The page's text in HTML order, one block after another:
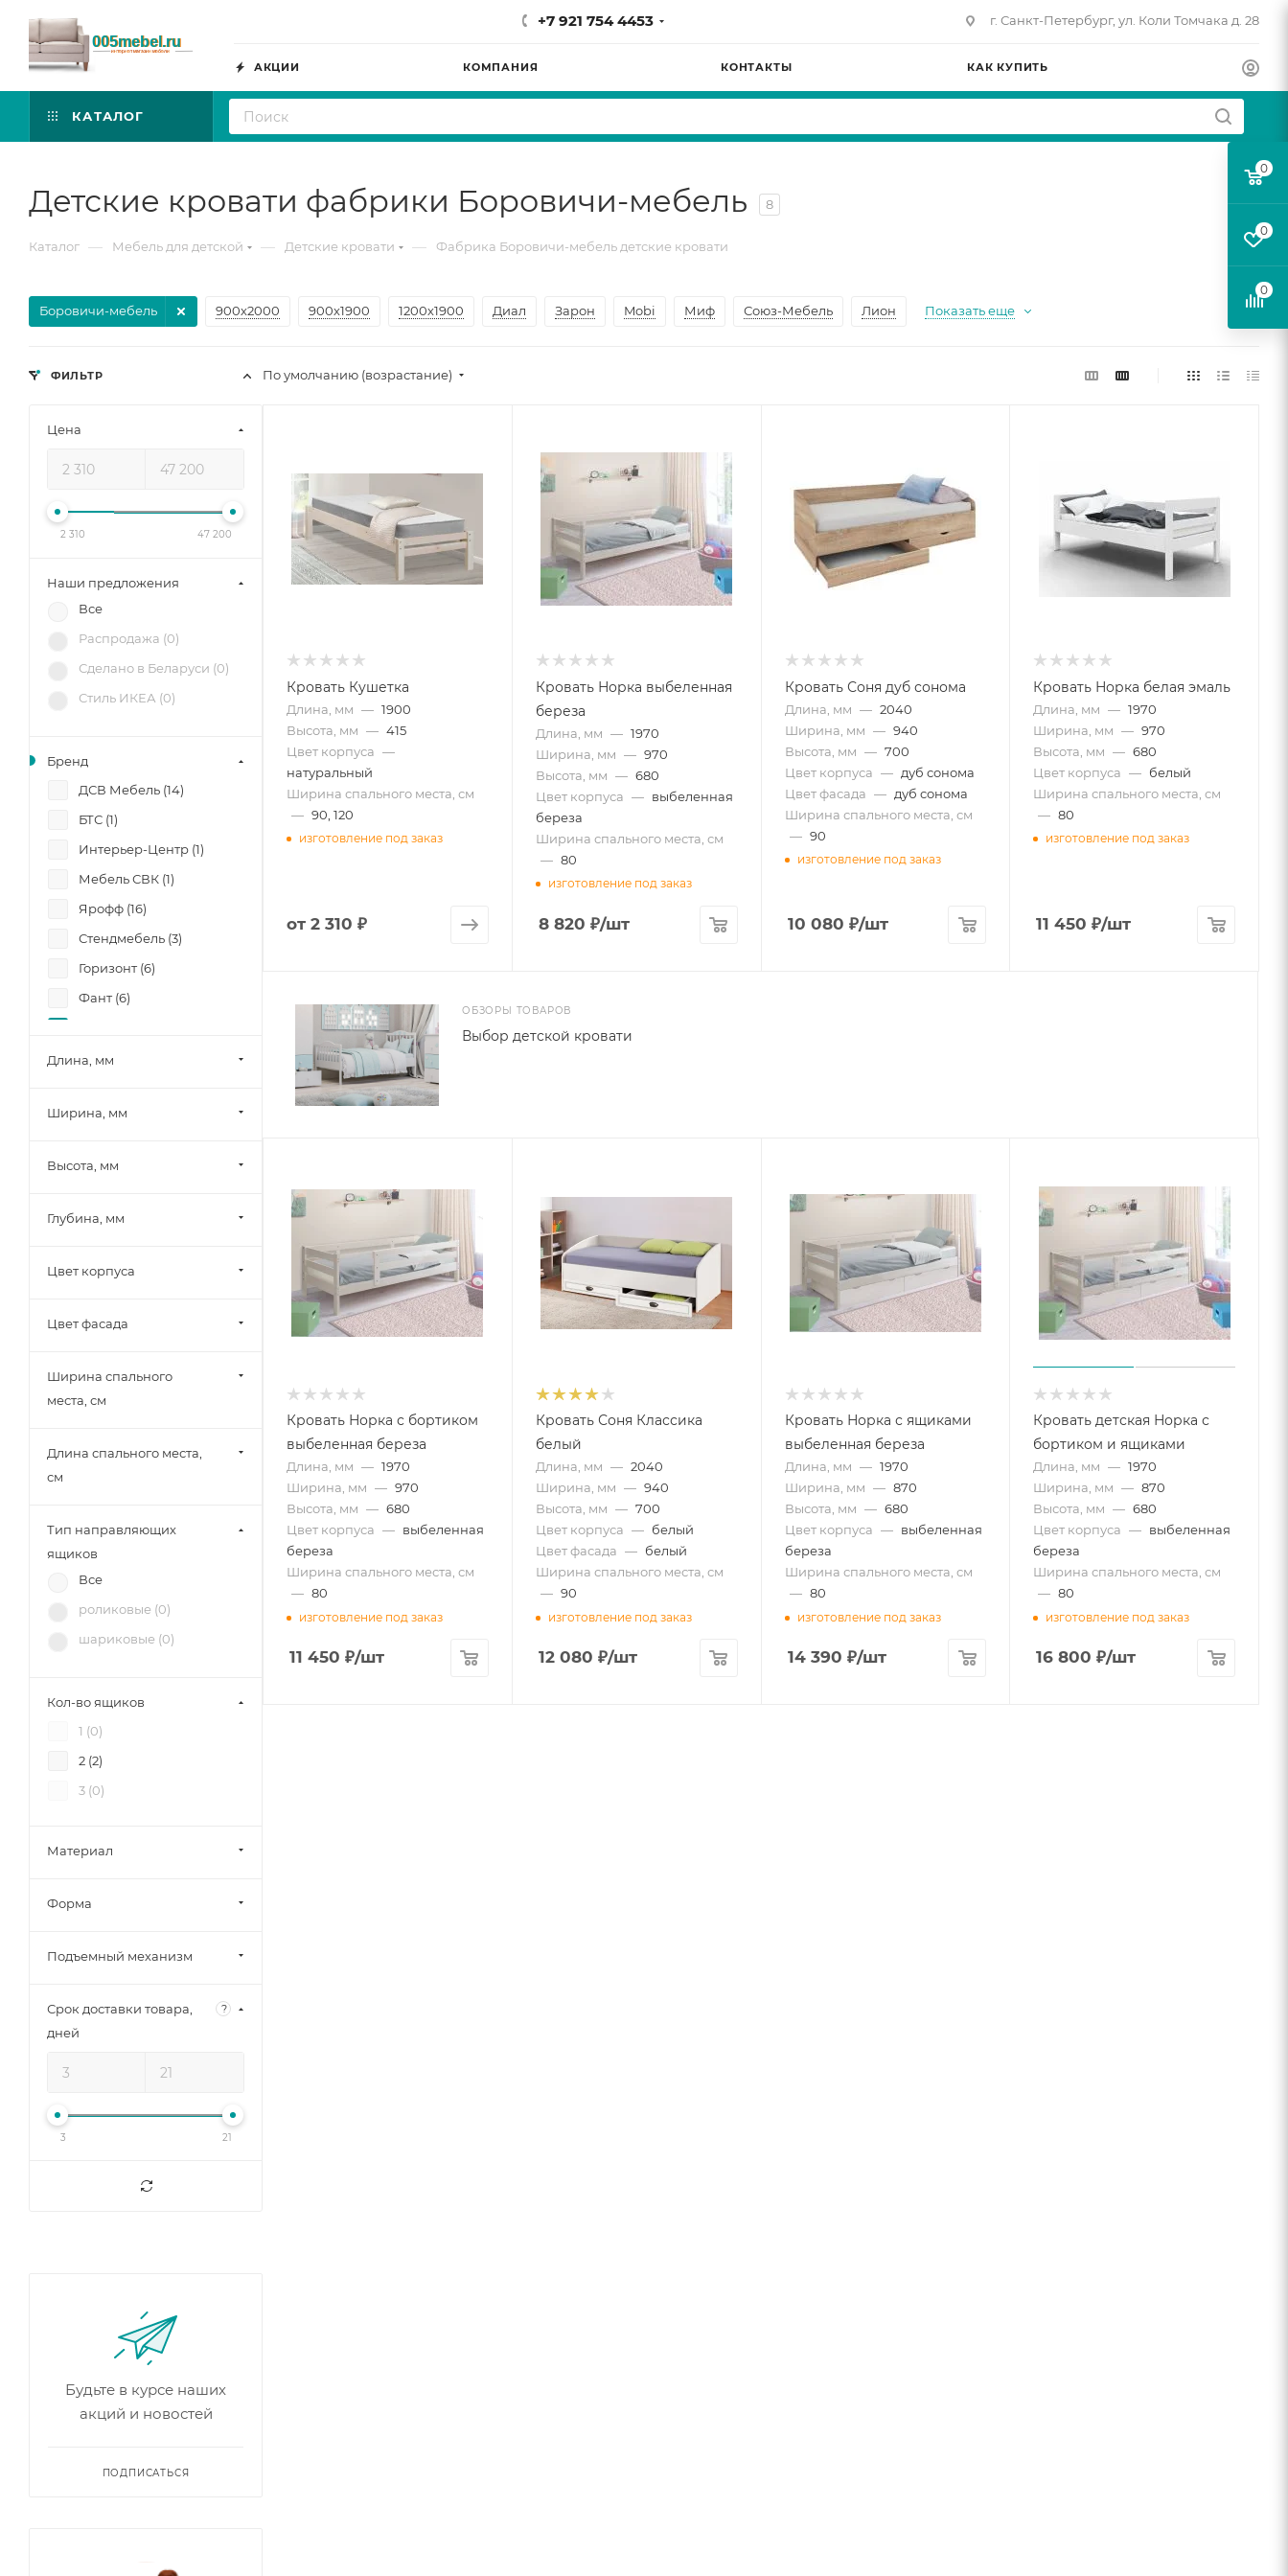
+7 921 754 4453 г. Санкт-Петербург, ул. Коли Томчака д. 28
АКЦИИ КОМПАНИЯ КОНТАКТЫ КАК КУПИТЬ
КАТАЛОГ
Детские кровати фабрики Боровичи-мебель 8
Каталог — Мебель для детской — Детские кровати — Фабрика Боровичи-мебель детские кровати
900х2000 900х1900 1200х1900 Диал Зарон
Боровичи-мебель Mobi Миф Союз-Мебель Лион Показать еще
По умолчанию (возрастание)
Кровать Кушетка
Длина, мм — 1900
Высота, мм — 415
Цвет корпуса —
натуральный
Ширина спального места, см
— 90, 120
изготовление под заказ
от 2 310 ₽
Кровать Норка выбеленная
береза
Длина, мм — 1970
Ширина, мм — 970
Высота, мм — 680
Цвет корпуса — выбеленная
береза
Ширина спального места, см
— 80
изготовление под заказ
8 820 ₽/шт
Кровать Соня дуб сонома
Длина, мм — 2040
Ширина, мм — 940
Высота, мм — 700
Цвет корпуса — дуб сонома
Цвет фасада — дуб сонома
Ширина спального места, см
— 90
изготовление под заказ
10 080 ₽/шт
Кровать Норка белая эмаль
Длина, мм — 1970
Ширина, мм — 970
Высота, мм — 680
Цвет корпуса — белый
Ширина спального места, см
— 80
изготовление под заказ
11 450 ₽/шт
ОБЗОРЫ ТОВАРОВ
Выбор детской кровати
Кровать Норка с бортиком
выбеленная береза
Длина, мм — 1970
Ширина, мм — 970
Высота, мм — 680
Цвет корпуса — выбеленная
береза
Ширина спального места, см
— 80
изготовление под заказ
11 450 ₽/шт
Кровать Соня Классика
белый
Длина, мм — 2040
Ширина, мм — 940
Высота, мм — 700
Цвет корпуса — белый
Цвет фасада — белый
Ширина спального места, см
— 90
изготовление под заказ
12 080 ₽/шт
Кровать Норка с ящиками
выбеленная береза
Длина, мм — 1970
Ширина, мм — 870
Высота, мм — 680
Цвет корпуса — выбеленная
береза
Ширина спального места, см
— 80
изготовление под заказ
14 390 ₽/шт
Кровать детская Норка с
бортиком и ящиками
Длина, мм — 1970
Ширина, мм — 870
Высота, мм — 680
Цвет корпуса — выбеленная
береза
Ширина спального места, см
— 80
изготовление под заказ
16 800 ₽/шт
ФИЛЬТР
Цена
2 310 47 200
Наши предложения
Все
Распродажа (0)
Сделано в Беларуси (0)
Стиль ИКЕА (0)
Бренд
ДСВ Мебель (14)
БТС (1)
Интерьер-Центр (1)
Мебель СВК (1)
Ярофф (16)
Стендмебель (3)
Горизонт (6)
Фант (6)
Лион (
Олмеко (
Шведский стандарт
(1)
Mobi (5)
Тэкс (3)
Зарон (9)
Длина, мм
Ширина, мм
Высота, мм
Глубина, мм
Цвет корпуса
Цвет фасада
Ширина спального
места, см
Длина спального места,
см
Тип направляющих
ящиков
Все
роликовые (0)
шариковые (0)
Кол-во ящиков
1 (0)
2 (2)
3 (0)
Материал
Форма
Подъемный механизм
Срок доставки товара,
дней
?
3 21
Будьте в курсе наших
акций и новостей
ПОДПИСАТЬСЯ
0
0
0